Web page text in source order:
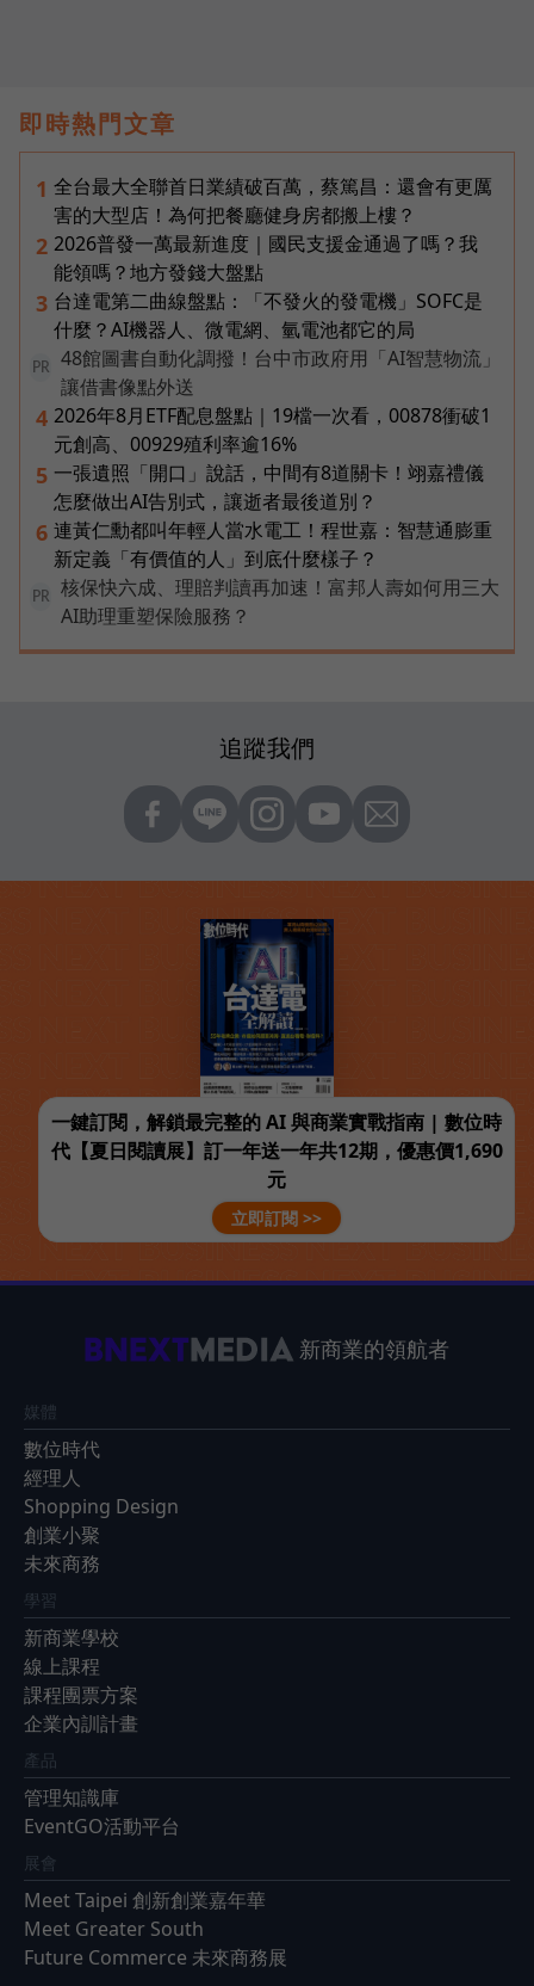
即時熱門文章
1 全台最大全聯首日業績破百萬，蔡篤昌：還會有更厲
害的大型店！為何把餐廳健身房都搬上樓？
2 2026普發一萬最新進度｜國民支援金通過了嗎？我
能領嗎？地方發錢大盤點
3 台達電第二曲線盤點：「不發火的發電機」SOFC是
什麼？AI機器人、微電網、氫電池都它的局
PR
48館圖書自動化調撥！台中市政府用「AI智慧物流」
讓借書像點外送
4 2026年8月ETF配息盤點｜19檔一次看，00878衝破1
元創高、00929殖利率逾16%
5 一張遺照「開口」說話，中間有8道關卡！翊嘉禮儀
怎麼做出AI告別式，讓逝者最後道別？
6 連黃仁勳都叫年輕人當水電工！程世嘉：智慧通膨重
新定義「有價值的人」到底什麼樣子？
PR
核保快六成、理賠判讀再加速！富邦人壽如何用三大
AI助理重塑保險服務？
追蹤我們
一鍵訂閱，解鎖最完整的 AI 與商業實戰指南 | 數位時
代【夏日閱讀展】訂一年送一年共12期，優惠價1,690
元
立即訂閱 >>
新商業的領航者
媒體
數位時代
經理人
Shopping Design
創業小聚
未來商務
學習
新商業學校
線上課程
課程團票方案
企業內訓計畫
產品
管理知識庫
EventGO活動平台
展會
Meet Taipei 創新創業嘉年華
Meet Greater South
Future Commerce 未來商務展